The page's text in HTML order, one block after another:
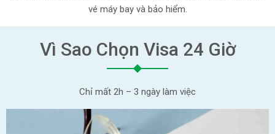
vé máy bay và bảo hiểm.
Vì Sao Chọn Visa 24 Giờ
Chỉ mất 2h – 3 ngày làm việc